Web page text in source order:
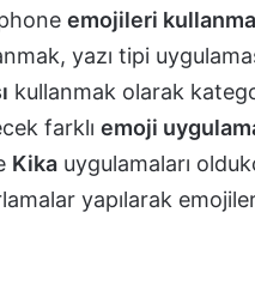
emojileri
yazı tipi
kullanmak olarak
farklı emoji
Kika uygulamaları
yapılarak